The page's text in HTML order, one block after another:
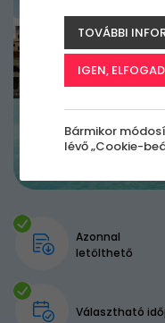
Azonnal
letölthető
Választható
TOVÁBBI
IGEN,
Bármikor
lévő „Cookie-